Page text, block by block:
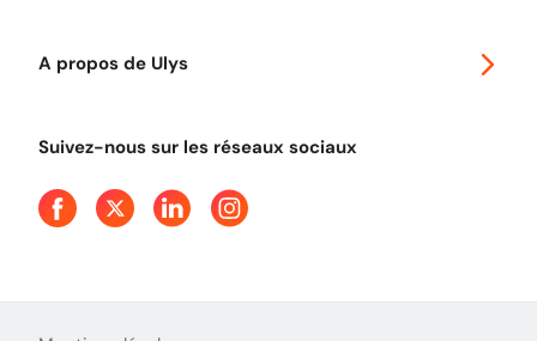
A propos de Ulys
Presse
Suivez-nous sur les réseaux sociaux